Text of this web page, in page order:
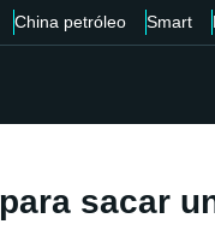
China petróleo Smart
sacar